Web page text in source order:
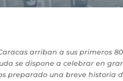
arriban a sus primeros
se dispone a celebrar en
preparado una breve historia